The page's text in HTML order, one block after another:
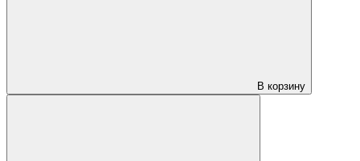
В корзину